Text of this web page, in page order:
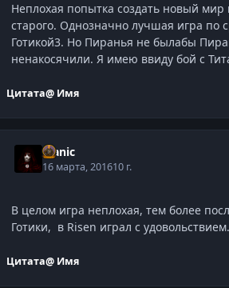
Неплохая попытка создать новый мир
старого. Однозначно лучшая игра по
Готикой3. Но Пиранья не былабы
ненакосячили. Я имею ввиду бой с
Цитата@ Имя
Manic
16 марта, 201610 г.
В целом игра неплохая, тем более
Готики, в Risen играл с удовольствием.
Цитата@ Имя